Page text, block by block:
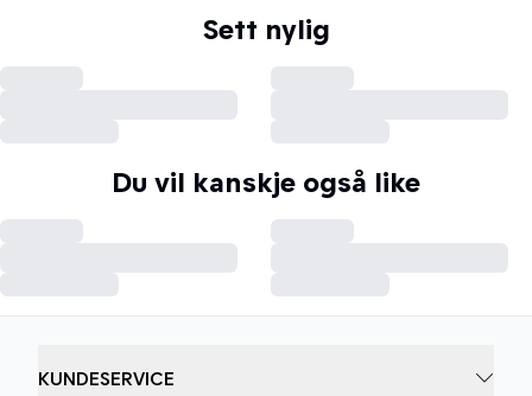
Sett nylig
Du vil kanskje også like
KUNDESERVICE